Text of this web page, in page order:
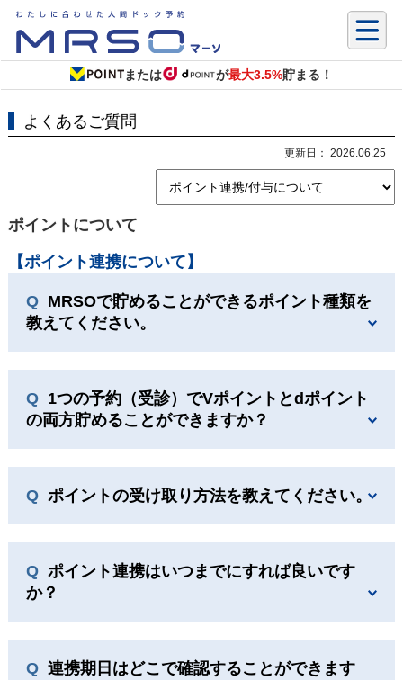
または が最大3.5%貯まる！
よくあるご質問
更新日： 2026.06.25
ポイントについて
【ポイント連携について】
MRSOで貯めることができるポイント種類を
教えてください。
1つの予約（受診）でVポイントとdポイント
の両方貯めることができますか？
ポイントの受け取り方法を教えてください。
ポイント連携はいつまでにすれば良いです
か？
連携期日はどこで確認することができます